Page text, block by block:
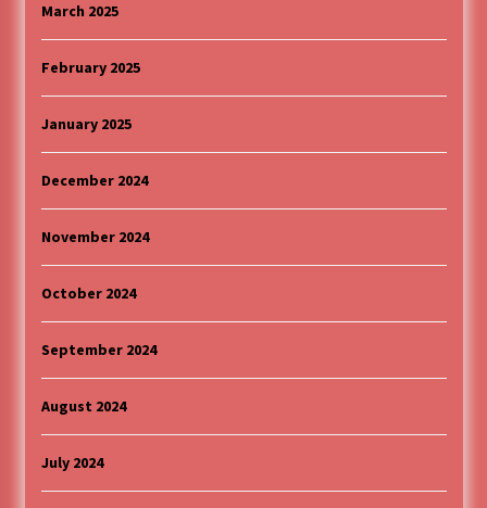
March 2025
February 2025
January 2025
December 2024
November 2024
October 2024
September 2024
August 2024
July 2024